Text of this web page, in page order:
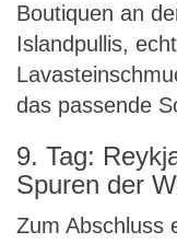
Boutiquen an
Islandpullis,
das passende
9. Tag:
Spuren der
Zum Abschluss